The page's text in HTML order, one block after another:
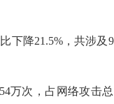
下降21.5%，共涉
万次，占网络攻击